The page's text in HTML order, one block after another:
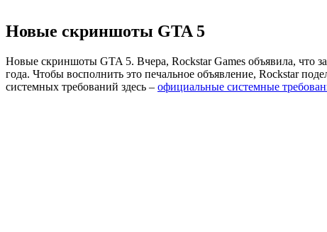
Новые скриншоты GTA 5
Новые скриншоты GTA 5. Вчера, Rockstar Games объявила, что
года. Чтобы восполнить это печальное объявление, Rockstar
системных требований здесь – официальные системные